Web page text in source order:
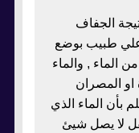
الجفاف
علي طبيب بوضع
, والماء
او المصران
بأن الماء الذي
لا يصل شيئ